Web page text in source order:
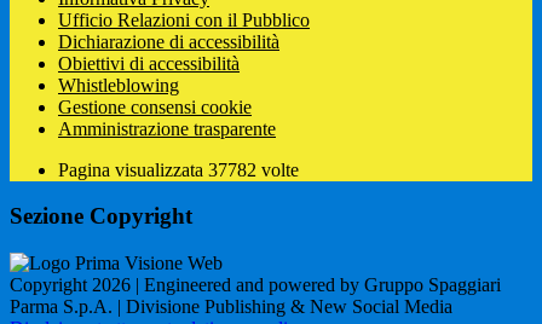
Ufficio Relazioni con il Pubblico
Dichiarazione di accessibilità
Obiettivi di accessibilità
Whistleblowing
Gestione consensi cookie
Amministrazione trasparente
Pagina visualizzata 37782 volte
Sezione Copyright
Copyright 2026 | Engineered and powered by Gruppo Spaggiari
Parma S.p.A. | Divisione Publishing & New Social Media